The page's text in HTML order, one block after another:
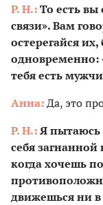
Р. Н.:То есть
связи». Вам
остерегайся
одновременно:
тебя есть
Анна:Да, это
Р. Н.:Я пытаюсь
себя загнанной
когда хочешь
движешься ни в